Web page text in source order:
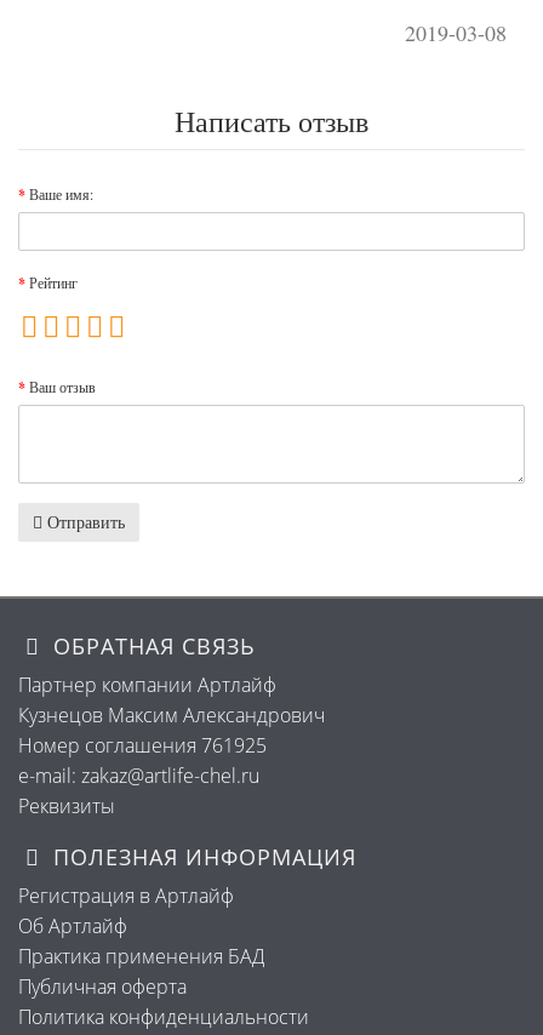
2019-03-08
Написать отзыв
Ваше имя:
Рейтинг
Ваш отзыв
Отправить
ОБРАТНАЯ СВЯЗЬ
Партнер компании Артлайф
Кузнецов Максим Александрович
Номер соглашения 761925
e-mail: zakaz@artlife-chel.ru
Реквизиты
ПОЛЕЗНАЯ ИНФОРМАЦИЯ
Регистрация в Артлайф
Об Артлайф
Практика применения БАД
Публичная оферта
Политика конфиденциальности